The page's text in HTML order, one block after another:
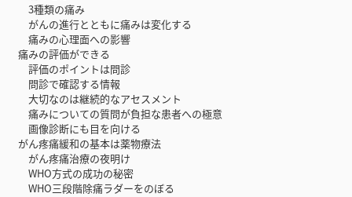
3種類の痛み
がんの進行とともに痛みは変化する
痛みの心理面への影響
痛みの評価ができる
評価のポイントは問診
問診で確認する情報
大切なのは継続的なアセスメント
痛みについての質問が負担な患者への極意
画像診断にも目を向ける
がん疼痛緩和の基本は薬物療法
がん疼痛治療の夜明け
WHO方式の成功の秘密
WHO三段階除痛ラダーをのぼる